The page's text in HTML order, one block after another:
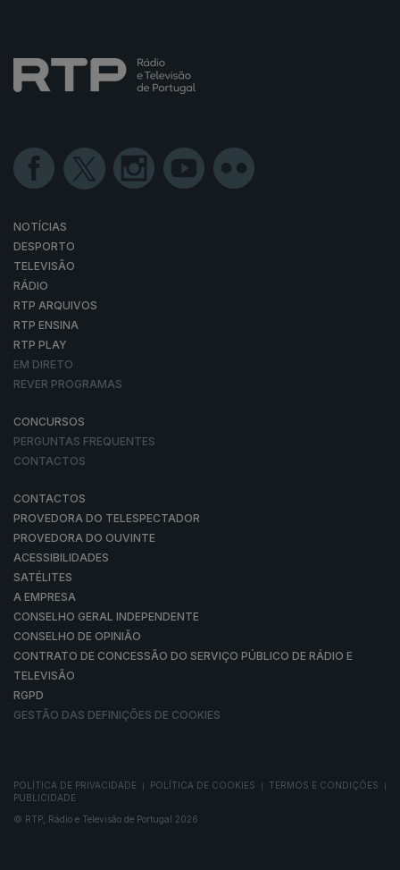
NOTÍCIAS
DESPORTO
TELEVISÃO
RÁDIO
RTP ARQUIVOS
RTP ENSINA
RTP PLAY
EM DIRETO
REVER PROGRAMAS
CONCURSOS
PERGUNTAS FREQUENTES
CONTACTOS
CONTACTOS
PROVEDORA DO TELESPECTADOR
PROVEDORA DO OUVINTE
ACESSIBILIDADES
SATÉLITES
A EMPRESA
CONSELHO GERAL INDEPENDENTE
CONSELHO DE OPINIÃO
CONTRATO DE CONCESSÃO DO SERVIÇO PÚBLICO DE RÁDIO E
TELEVISÃO
RGPD
GESTÃO DAS DEFINIÇÕES DE COOKIES
POLÍTICA DE PRIVACIDADE POLÍTICA DE COOKIES TERMOS E CONDIÇÕES
PUBLICIDADE
© RTP, Rádio e Televisão de Portugal 2026